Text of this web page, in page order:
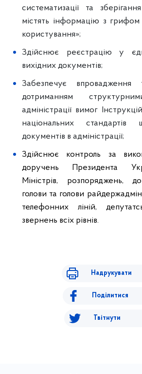
систематизації та
містять інформацію з
користування»;
Здійснює реєстрацію у
вихідних документів;
Забезпечує
дотриманням
адміністрації вимог
національних стандартів
документів в адміністрації;
Здійснює контроль за
доручень Президента
Міністрів, розпоряджень,
голови та голови
телефонних ліній,
звернень всіх рівнів.
Надрукувати
Поділитися
Твітнути